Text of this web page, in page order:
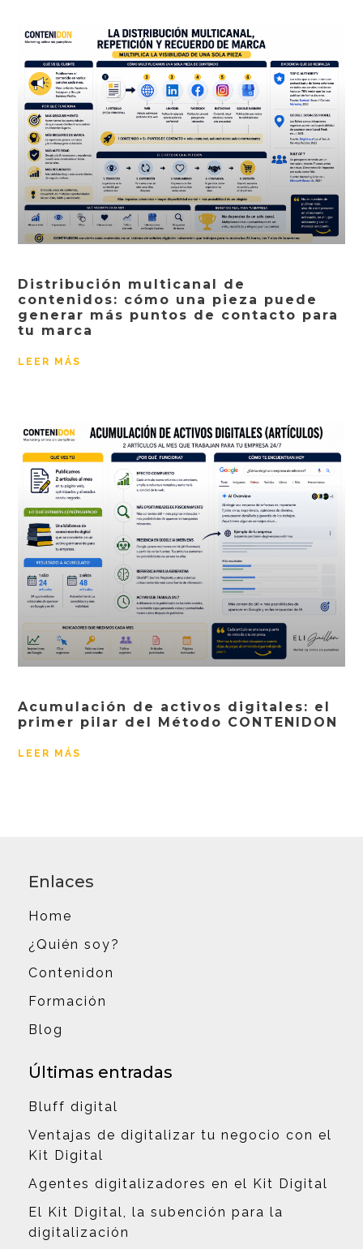
Distribución multicanal de
contenidos: cómo una pieza puede
generar más puntos de contacto para
tu marca
LEER MÁS
Acumulación de activos digitales: el
primer pilar del Método CONTENIDON
LEER MÁS
Enlaces
Home
¿Quién soy?
Contenidon
Formación
Blog
Últimas entradas
Bluff digital
Ventajas de digitalizar tu negocio con el
Kit Digital
Agentes digitalizadores en el Kit Digital
El Kit Digital, la subención para la
digitalización